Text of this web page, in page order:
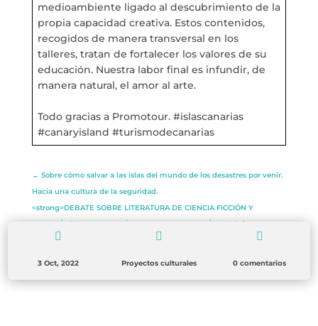
medioambiente ligado al descubrimiento de la
propia capacidad creativa. Estos contenidos,
recogidos de manera transversal en los
talleres, tratan de fortalecer los valores de su
educación. Nuestra labor final es infundir, de
manera natural, el amor al arte.
Todo gracias a Promotour. #islascanarias
#canaryisland #turismodecanarias
← Sobre cómo salvar a las islas del mundo de los desastres por venir.
Hacia una cultura de la seguridad.
<strong>DEBATE SOBRE LITERATURA DE CIENCIA FICCIÓN Y
FANTASÍA “SAN BORONDÓN CON ACENTO FANTÁSTICO”</strong>

3 Oct, 2022

Proyectos culturales

0 comentarios